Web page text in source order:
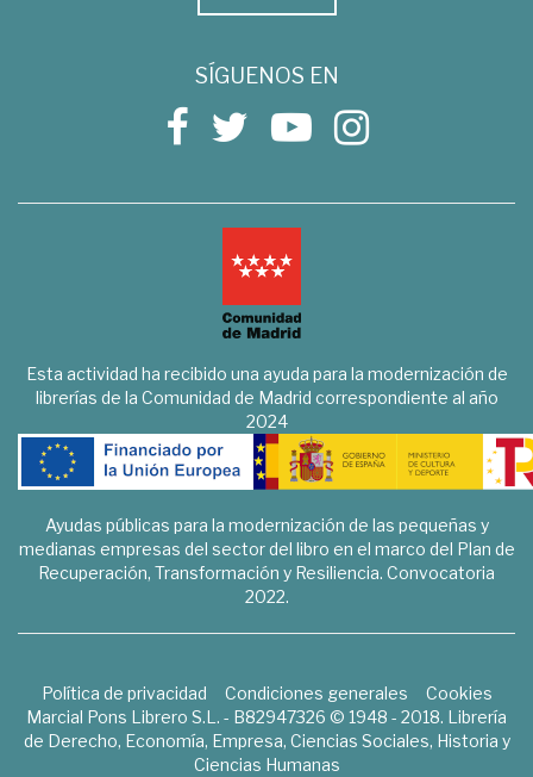
SÍGUENOS EN
Esta actividad ha recibido una ayuda para la modernización de
librerías de la Comunidad de Madrid correspondiente al año
2024
Ayudas públicas para la modernización de las pequeñas y
medianas empresas del sector del libro en el marco del Plan de
Recuperación, Transformación y Resiliencia. Convocatoria
2022.
Política de privacidad Condiciones generales
Cookies
Marcial Pons Librero S.L. - B82947326 © 1948 - 2018. Librería
de Derecho, Economía, Empresa, Ciencias Sociales, Historia y
Ciencias Humanas